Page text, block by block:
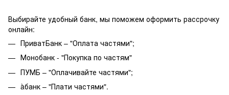
Выбирайте удобный банк, мы поможем оформить рассрочку
онлайн:
ПриватБанк – "Оплата частями";
Монобанк - "Покупка по частям"
ПУМБ – "Оплачивайте частями";
àбанк – "Плати частями".